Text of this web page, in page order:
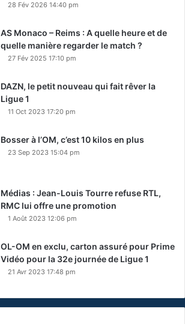
28 Fév 2026 14:40 pm
AS Monaco – Reims : A quelle heure et de
quelle manière regarder le match ?
27 Fév 2025 17:10 pm
DAZN, le petit nouveau qui fait rêver la
Ligue 1
11 Oct 2023 17:20 pm
Bosser à l’OM, c’est 10 kilos en plus
23 Sep 2023 15:04 pm
Médias : Jean-Louis Tourre refuse RTL,
RMC lui offre une promotion
1 Août 2023 12:06 pm
OL-OM en exclu, carton assuré pour Prime
Vidéo pour la 32e journée de Ligue 1
21 Avr 2023 17:48 pm